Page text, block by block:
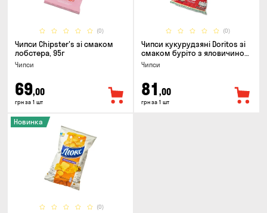
(0)
Чипси Chipster's зі смаком
лобстера, 95г
Чипси
69,00
грн за 1 шт
(0)
Чипси кукурудзяні Doritos зі
смаком буріто з яловичиною,
90г
Чипси
81 ,00
грн за 1 шт
(0)
Новинка